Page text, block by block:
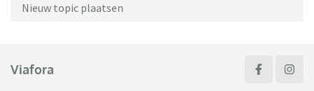
Nieuw topic plaatsen
Viafora